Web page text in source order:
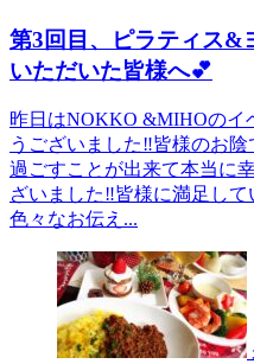
第3回目、ピラティス&
いただいた皆様へ💕
昨日はNOKKO &MIHOのイ
うございました‼︎皆様のお
過ごすことが出来て本当に
ざいました‼︎皆様に満足し
色々なお伝え...